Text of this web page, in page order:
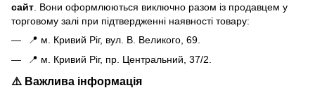
сайт . Вони оформлюються виключно разом із продавцем у
торговому залі при підтвердженні наявності товару:
📍 м. Кривий Ріг, вул. В. Великого, 69.
📍 м. Кривий Ріг, пр. Центральний, 37/2.
⚠️ Важлива інформація